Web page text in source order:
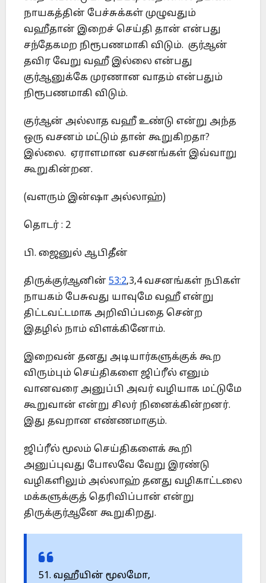
நாயகத்தின் பேச்சுக்கள் முழுவதும்
வஹீதான் இறைச் செய்தி தான் என்பது
சந்தேகமற நிரூபணமாகி விடும். குர்ஆன்
தவிர வேறு வஹீ இல்லை என்பது
குர்ஆனுக்கே முரணான வாதம் என்பதும்
நிரூபணமாகி விடும்.
குர்ஆன் அல்லாத வஹீ உண்டு என்று அந்த
ஒரு வசனம் மட்டும் தான் கூறுகிறதா?
இல்லை. ஏராளமான வசனங்கள் இவ்வாறு
கூறுகின்றன.
(வளரும் இன்ஷா அல்லாஹ்)
தொடர் : 2
பி. ஜைனுல் ஆபிதீன்
திருக்குர்ஆனின் 53:2,3,4 வசனங்கள் நபிகள்
நாயகம் பேசுவது யாவுமே வஹீ என்று
திட்டவட்டமாக அறிவிப்பதை சென்ற
இதழில் நாம் விளக்கினோம்.
இறைவன் தனது அடியார்களுக்குக் கூற
விரும்பும் செய்திகளை ஜிப்ரீல் எனும்
வானவரை அனுப்பி அவர் வழியாக மட்டுமே
கூறுவான் என்று சிலர் நினைக்கின்றனர்.
இது தவறான எண்ணமாகும்.
ஜிப்ரீல் மூலம் செய்திகளைக் கூறி
அனுப்புவது போலவே வேறு இரண்டு
வழிகளிலும் அல்லாஹ் தனது வழிகாட்டலை
மக்களுக்குத் தெரிவிப்பான் என்று
திருக்குர்ஆனே கூறுகிறது.
51. வஹீயின் மூலமோ,